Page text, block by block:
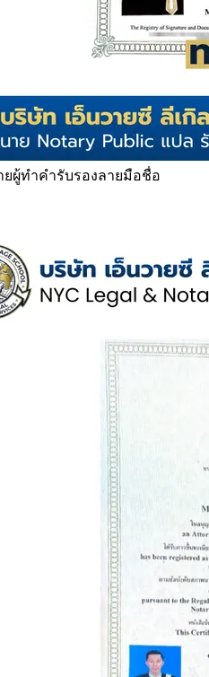
ยผู้ทำคำรับรองลายมือชื่อ